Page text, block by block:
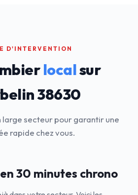
D'INTERVENTION
localsur
38630
large secteur pour garantir une
rapide chez vous.
30 minutes chrono